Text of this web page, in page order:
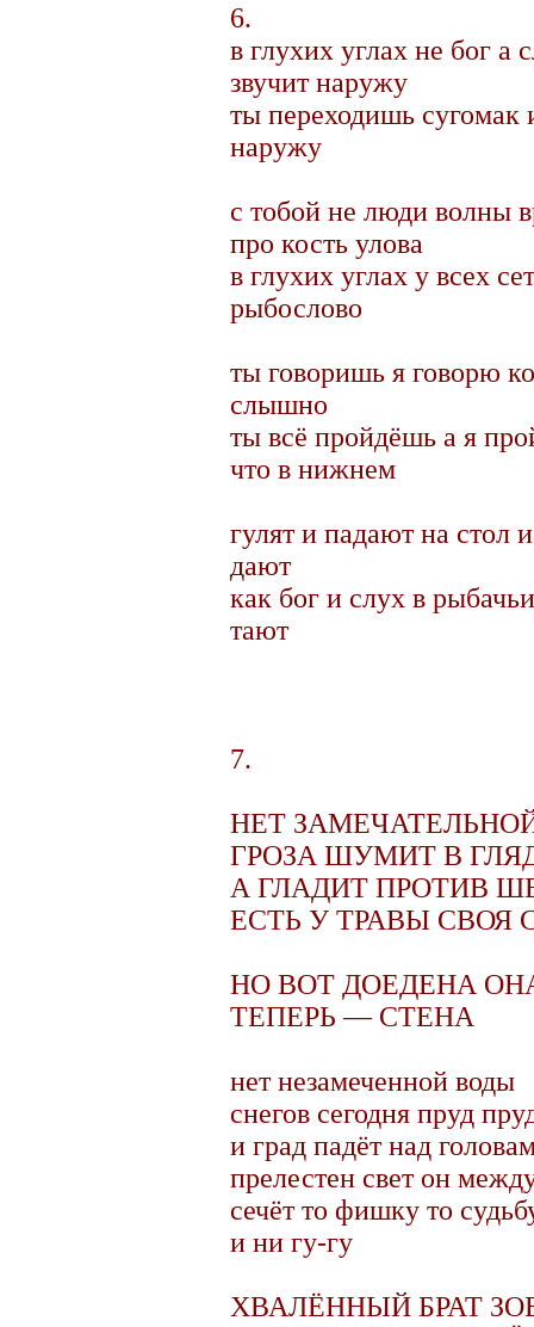
6.
в глухих углах не бог а
звучит наружу
ты переходишь сугомак
наружу
с тобой не люди волны
про кость улова
в глухих углах у всех
рыбослово
ты говоришь я говорю
слышно
ты всё пройдёшь а я
что в нижнем
гулят и падают на стол
дают
как бог и слух в
тают
7.
НЕТ
ГРОЗА ШУМИТ В
А ГЛАДИТ ПРОТИВ
ЕСТЬ У ТРАВЫ СВОЯ
НО ВОТ ДОЕДЕНА
ТЕПЕРЬ — СТЕНА
нет незамеченной воды
снегов сегодня пруд
и град падёт над
прелестен свет он
сечёт то фишку то
и ни гу-гу
ХВАЛЁННЫЙ БРАТ